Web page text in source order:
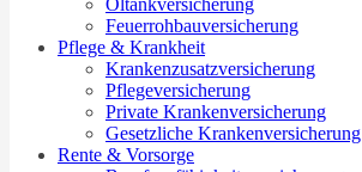
Öltankversicherung
Feuerrohbauversicherung
Pflege & Krankheit
Krankenzusatzversicherung
Pflegeversicherung
Private Krankenversicherung
Gesetzliche Krankenversicherung
Rente & Vorsorge